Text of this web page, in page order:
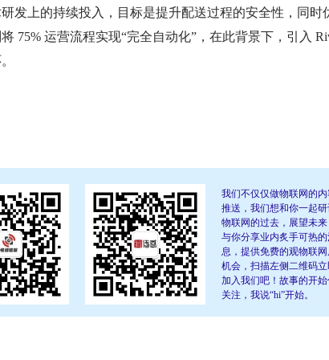
上的持续投入，目标是提升配送过程的安全性，同时
75% 运营流程实现“完全自动化”，在此背景下，引入
我们不仅仅做物联网的
推送，我们想和你一起
物联网的过去，展望未来
与你分享业内炙手可热
息，提供免费的观物联网
机会，扫描左侧二维码立
加入我们吧！故事的开
关注，我说“hi”开始。